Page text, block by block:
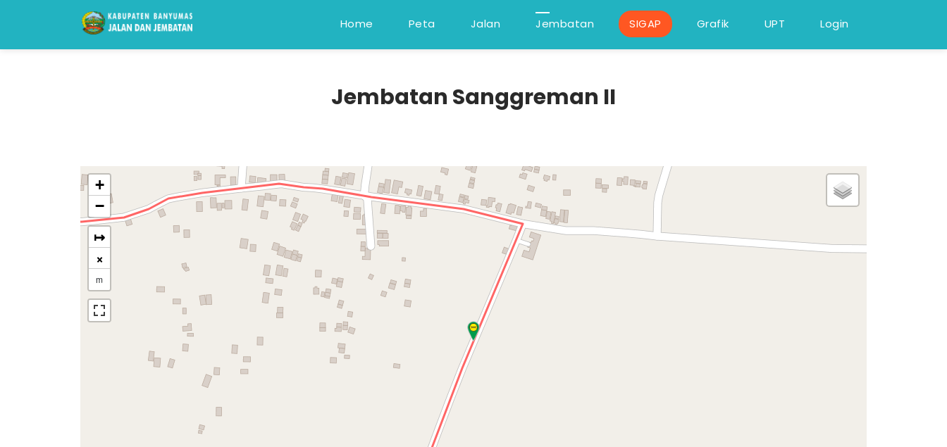
Home Peta Jalan Jembatan SIGAP Grafik UPT Login
Jembatan Sanggreman II
+
−
↦
×
m